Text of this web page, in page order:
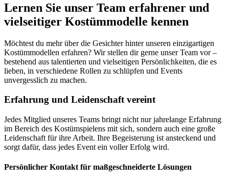
Lernen Sie unser Team erfahrener und
vielseitiger Kostümmodelle kennen
Möchtest du mehr über die Gesichter hinter unseren einzigartigen
Kostümmodellen erfahren? Wir stellen dir gerne unser Team vor –
bestehend aus talentierten und vielseitigen Persönlichkeiten, die es
lieben, in verschiedene Rollen zu schlüpfen und Events
unvergesslich zu machen.
Erfahrung und Leidenschaft vereint
Jedes Mitglied unseres Teams bringt nicht nur jahrelange Erfahrung
im Bereich des Kostümspielens mit sich, sondern auch eine große
Leidenschaft für ihre Arbeit. Ihre Begeisterung ist ansteckend und
sorgt dafür, dass jedes Event ein voller Erfolg wird.
Persönlicher Kontakt für maßgeschneiderte Lösungen